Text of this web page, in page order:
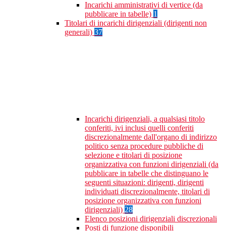
Incarichi amministrativi di vertice (da
pubblicare in tabelle) 1
Titolari di incarichi dirigenziali (dirigenti non
generali) 37
Incarichi dirigenziali, a qualsiasi titolo
conferiti, ivi inclusi quelli conferiti
discrezionalmente dall'organo di indirizzo
politico senza procedure pubbliche di
selezione e titolari di posizione
organizzativa con funzioni dirigenziali (da
pubblicare in tabelle che distinguano le
seguenti situazioni: dirigenti, dirigenti
individuati discrezionalmente, titolari di
posizione organizzativa con funzioni
dirigenziali) 28
Elenco posizioni dirigenziali discrezionali
Posti di funzione disponibili